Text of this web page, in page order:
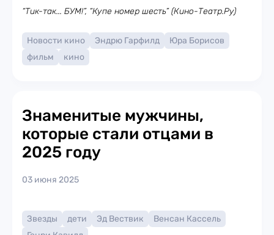
“Тик-так... БУМ!”, “Купе номер шесть”(Кино-Театр.Ру)
Новости кино Эндрю Гарфилд
Юра Борисов
фильм
кино
Знаменитые мужчины,
которые стали отцами в
2025 году
03 июня 2025
Звезды дети Эд Вествик
Венсан Кассель